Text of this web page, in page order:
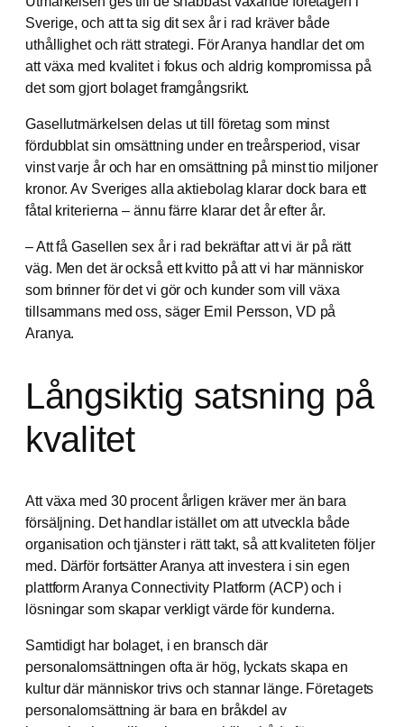
Sverige, och att ta sig dit sex år i rad kräver både
uthållighet och rätt strategi. För Aranya handlar det om
att växa med kvalitet i fokus och aldrig kompromissa på
det som gjort bolaget framgångsrikt.
Gasellutmärkelsen delas ut till företag som minst
fördubblat sin omsättning under en treårsperiod, visar
vinst varje år och har en omsättning på minst tio miljoner
kronor. Av Sveriges alla aktiebolag klarar dock bara ett
fåtal kriterierna – ännu färre klarar det år efter år.
– Att få Gasellen sex år i rad bekräftar att vi är på rätt
väg. Men det är också ett kvitto på att vi har människor
som brinner för det vi gör och kunder som vill växa
tillsammans med oss, säger Emil Persson, VD på
Aranya.
Långsiktig satsning på
kvalitet
Att växa med 30 procent årligen kräver mer än bara
försäljning. Det handlar istället om att utveckla både
organisation och tjänster i rätt takt, så att kvaliteten följer
med. Därför fortsätter Aranya att investera i sin egen
plattform Aranya Connectivity Platform (ACP) och i
lösningar som skapar verkligt värde för kunderna.
Samtidigt har bolaget, i en bransch där
personalomsättningen ofta är hög, lyckats skapa en
kultur där människor trivs och stannar länge. Företagets
personalomsättning är bara en bråkdel av